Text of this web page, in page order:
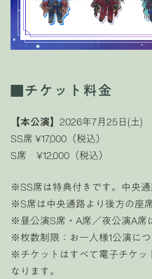
■チケット料金
【本公演】 2026年7月25日(土)
SS席 ¥17,000（税込）
S席 ¥12,000（税込）
※SS席は特典付きです。中央通
※S席は中央通路より後方の座
※昼公演S席・A席／夜公演A席
※枚数制限：お一人様1公演に
※チケットはすべて電子チケッ
なります。